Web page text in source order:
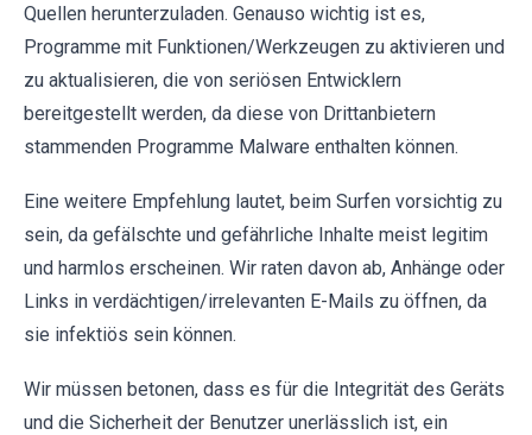
Quellen herunterzuladen. Genauso wichtig ist es,
Programme mit Funktionen/Werkzeugen zu aktivieren und
zu aktualisieren, die von seriösen Entwicklern
bereitgestellt werden, da diese von Drittanbietern
stammenden Programme Malware enthalten können.
Eine weitere Empfehlung lautet, beim Surfen vorsichtig zu
sein, da gefälschte und gefährliche Inhalte meist legitim
und harmlos erscheinen. Wir raten davon ab, Anhänge oder
Links in verdächtigen/irrelevanten E-Mails zu öffnen, da
sie infektiös sein können.
Wir müssen betonen, dass es für die Integrität des Geräts
und die Sicherheit der Benutzer unerlässlich ist, ein